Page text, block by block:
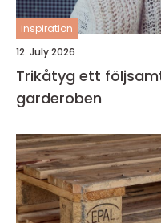
inspiration
12. July 2026
Trikåtyg ett följsamt basmaterial i
garderoben